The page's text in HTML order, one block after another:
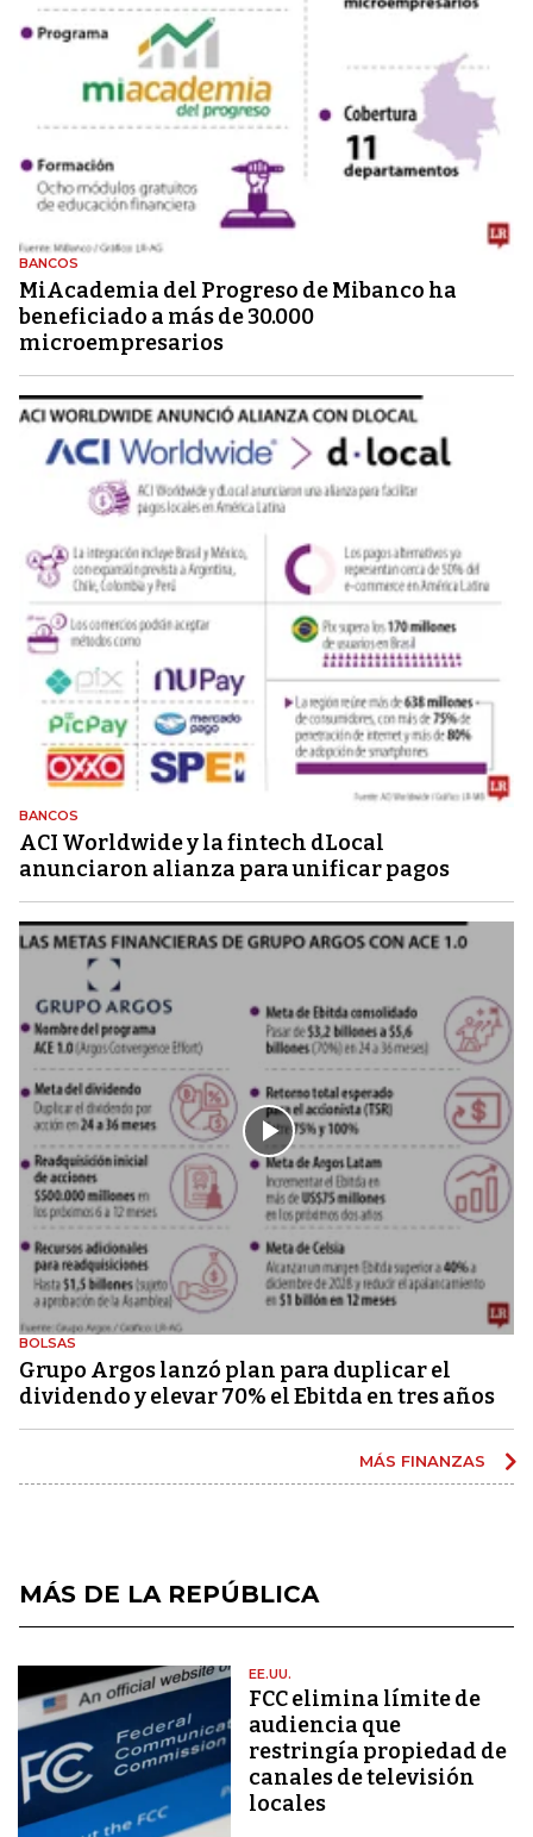
BANCOS
MiAcademia del Progreso de Mibanco ha
beneficiado a más de 30.000
microempresarios
BANCOS
ACI Worldwide y la fintech dLocal
anunciaron alianza para unificar pagos
BOLSAS
Grupo Argos lanzó plan para duplicar el
dividendo y elevar 70% el Ebitda en tres años
MÁS FINANZAS
MÁS DE LA REPÚBLICA
EE.UU.
FCC elimina límite de
audiencia que
restringía propiedad de
canales de televisión
locales